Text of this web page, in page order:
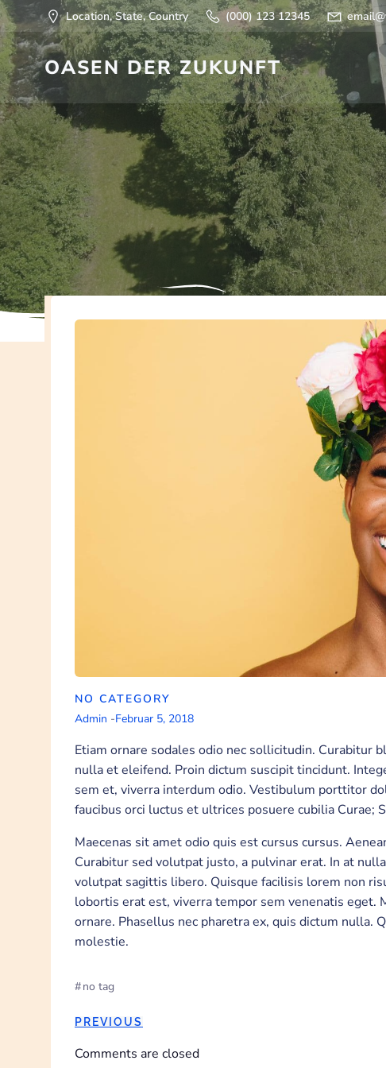
Springe
zum
Inhalt
Location, State, Country (000) 123 12345
OASEN DER ZUKUNFT
NO CATEGORY
Admin -Februar 5, 2018
Etiam ornare sodales odio nec sollicitudin.
nulla et eleifend. Proin dictum suscipit tincidunt.
sem et, viverra interdum odio. Vestibulum porttitor
faucibus orci luctus et ultrices posuere cubilia Curae;
Maecenas sit amet odio quis est cursus cursus.
Curabitur sed volutpat justo, a pulvinar erat. In at
volutpat sagittis libero. Quisque facilisis lorem non
lobortis erat est, viverra tempor sem venenatis eget.
ornare. Phasellus nec pharetra ex, quis dictum
molestie.
#no tag
POST
PREVIOUS
Comments are closed